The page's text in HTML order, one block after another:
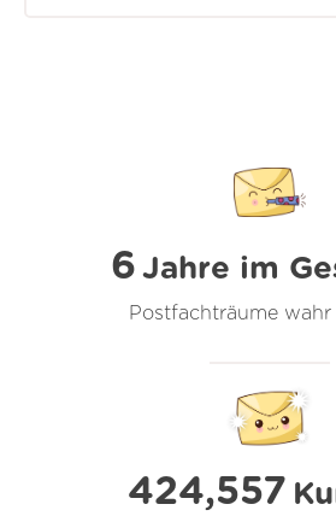
6 Jahre im
Postfachträume wahr
424,557